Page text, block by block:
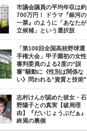
市議会議員の平均年収は約
700万円！ ドラマ『銀河の
一票』のように「あなたが
立候補」という選択肢
「第108回全国高校野球選
手権大会」甲子園初の女性
審判委員のよる2度の“誤
審”騒動に《性別は関係な
い》問われる“資質と技術”
志村けんが認めた彼女・石
野陽子との真実【破局理
由】『だいじょうぶだぁ』
終焉の裏側